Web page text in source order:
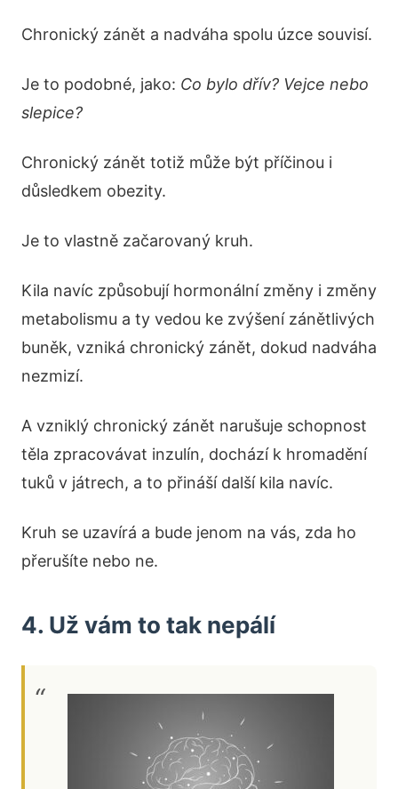
Chronický zánět a nadváha spolu úzce souvisí.
Je to podobné, jako: Co bylo dřív? Vejce nebo
slepice?
Chronický zánět totiž může být příčinou i
důsledkem obezity.
Je to vlastně začarovaný kruh.
Kila navíc způsobují hormonální změny i změny
metabolismu a ty vedou ke zvýšení zánětlivých
buněk, vzniká chronický zánět, dokud nadváha
nezmizí.
A vzniklý chronický zánět narušuje schopnost
těla zpracovávat inzulín, dochází k hromadění
tuků v játrech, a to přináší další kila navíc.
Kruh se uzavírá a bude jenom na vás, zda ho
přerušíte nebo ne.
4. Už vám to tak nepálí